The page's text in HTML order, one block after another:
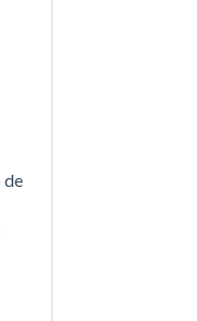
de